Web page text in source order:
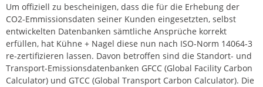
Um offiziell zu bescheinigen, dass die für die Erhebung der
CO2-Emmissionsdaten seiner Kunden eingesetzten, selbst
entwickelten Datenbanken sämtliche Ansprüche korrekt
erfüllen, hat Kühne + Nagel diese nun nach ISO-Norm 14064-3
re-zertifizieren lassen. Davon betroffen sind die Standort- und
Transport-Emissionsdatenbanken GFCC (Global Facility Carbon
Calculator) und GTCC (Global Transport Carbon Calculator). Die